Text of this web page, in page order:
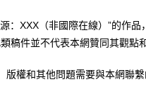
：XXX（非國際在線）”的作
稿件並不代表本網贊同其觀點
版權和其他問題需要與本網聯